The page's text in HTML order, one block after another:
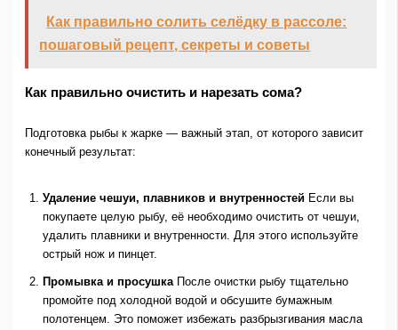
Как правильно солить селёдку в рассоле:
пошаговый рецепт, секреты и советы
Как правильно очистить и нарезать сома?
Подготовка рыбы к жарке — важный этап, от которого зависит
конечный результат:
Удаление чешуи, плавников и внутренностейЕсли вы
покупаете целую рыбу, её необходимо очистить от чешуи,
удалить плавники и внутренности. Для этого используйте
острый нож и пинцет.
Промывка и просушкаПосле очистки рыбу тщательно
промойте под холодной водой и обсушите бумажным
полотенцем. Это поможет избежать разбрызгивания масла